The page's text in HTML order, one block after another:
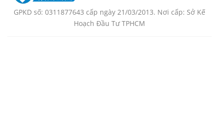
GPKD số: 0311877643 cấp ngày 21/03/2013. Nơi cấp: Sở Kế
Hoạch Đầu Tư TPHCM